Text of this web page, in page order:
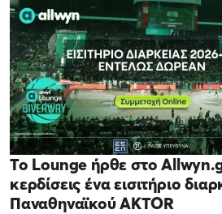
Το Lounge ήρθε στο
κερδίσεις ένα εισιτήριο
Παναθηναϊκού AKTOR